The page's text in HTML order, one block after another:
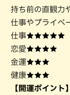
持ち前の直観力
仕事やプライベ
仕事★★★★★
恋愛★★★★
金運★★★
健康★★★
【開運ポイント】